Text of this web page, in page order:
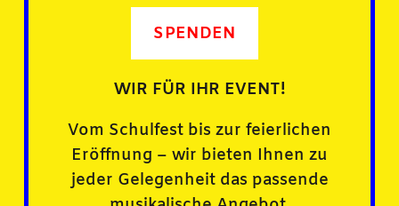
SPENDEN
WIR FÜR IHR EVENT!
Vom Schulfest bis zur feierlichen
Eröffnung – wir bieten Ihnen zu
jeder Gelegenheit das passende